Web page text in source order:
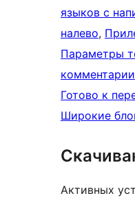
языков с
налево,
Параметры
комментарии
Готово к
Широкие
Активных